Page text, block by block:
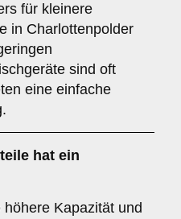
für kleinere
in Charlottenpolder
sind oft
eine einfache
hat ein
Kapazität und